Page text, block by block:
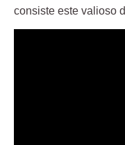
consiste este valioso